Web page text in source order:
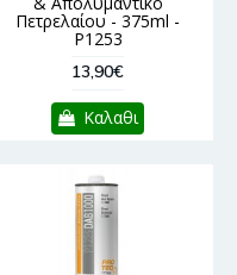
Πετρελαίου - 375ml -
P1253
13,90€
Καλαθι